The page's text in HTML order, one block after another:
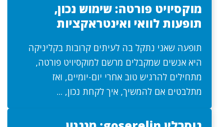
מוקסיויט פורטה: שימוש נכון,
תופעות לוואי ואינטראקציות
תופעה שאני נתקל בה לעיתים קרובות בקליניקה
היא אנשים שמקבלים מרשם למוקסיויט פורטה,
מתחילים להרגיש טוב אחרי יום-יומיים, ואז
מתלבטים אם להמשיך, איך לקחת נכון, ...